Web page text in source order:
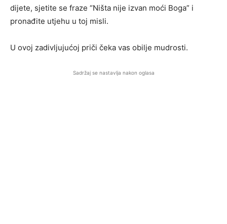
dijete, sjetite se fraze “Ništa nije izvan moći Boga” i
pronađite utjehu u toj misli.
U ovoj zadivljujućoj priči čeka vas obilje mudrosti.
Sadržaj se nastavlja nakon oglasa